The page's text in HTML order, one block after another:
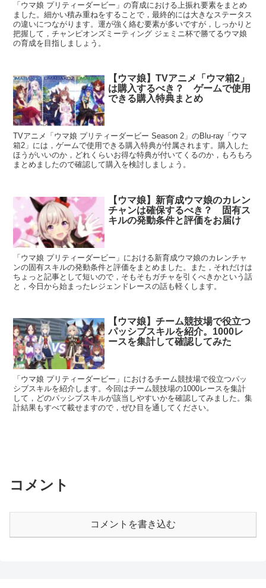
「ウマ娘 プリティーダービー」の育成における上振れ要素をまとめ
ました。細かい積み重ねをすることで，最終的には大きなステータス
の違いにつながります。運が強く絡む要素が多いですが，しっかりと
把握して，チャンピオンズミーティング ジェミニ杯で勝てるウマ娘
の育成を目指しましょう。
【ウマ娘】TVアニメ「ウマ箱2」
は購入するべき？ ゲームで使用
できる購入特典まとめ
TVアニメ「ウマ娘 プリティーダービー Season 2」のBlu-ray「ウマ
箱2」には，ゲームで使用できる購入特典が付属されます。購入した
ほうがいいのか，どれくらいお得な特典が付いてくるのか，もろもろ
まとめましたので確認して購入を検討しましょう。
【ウマ娘】新育成ウマ娘のカレン
チャンは確保するべき？ 固有ス
キルの発動条件と評価をお届け
「ウマ娘 プリティーダービー」における新育成ウマ娘のカレンチャ
ンの固有スキルの発動条件と評価をまとめました。また，それだけは
ちょっと記事として短いので，そもそもガチャを引くべきかという話
と，今日から始まったレジェンドレースの話も軽くします。
【ウマ娘】チーム競技場で役立つ
パッシブスキルを紹介。1000レ
ースを集計して確認してみた
「ウマ娘 プリティーダービー」におけるチーム競技場で役立つパッ
シブスキルを紹介します。今回はチーム競技場の1000レースを集計
して，どのパッシブスキルが該当しやすいかを確認してみました。集
計結果もすべて載せますので，ぜひ目を通してください。
コメント
コメントを書き込む